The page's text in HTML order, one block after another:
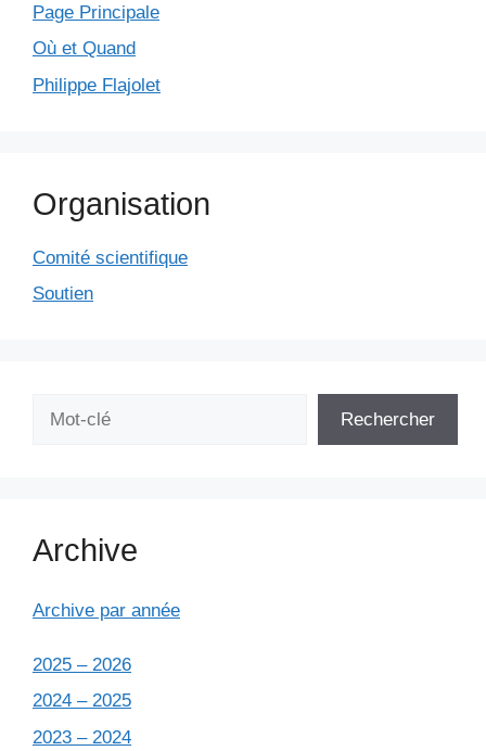
Page Principale
Où et Quand
Philippe Flajolet
Organisation
Comité scientifique
Soutien
Rechercher
Rechercher
Archive
Archive par année
2025 – 2026
2024 – 2025
2023 – 2024